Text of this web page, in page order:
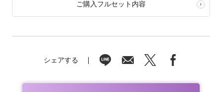
ご購入フルセット内容
シェアする